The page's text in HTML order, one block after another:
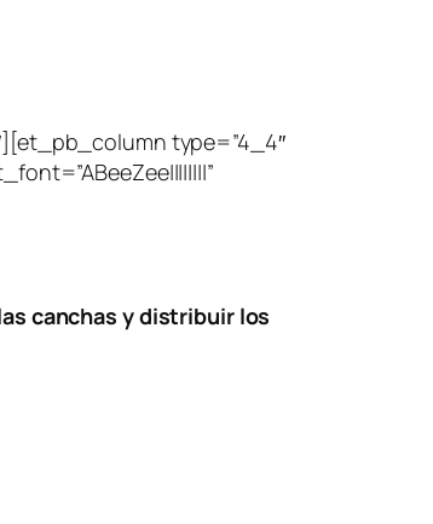
type=”4_4″
canchas y distribuir los